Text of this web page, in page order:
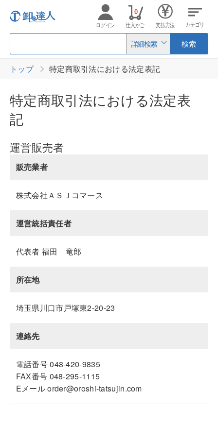
詳細検索 検索
ログイン 仕入かご
0
支払方法 カテゴリ
トップ 特定商取引法における法定表記
特定商取引法における法定表
記
運営販売者
販売業者
株式会社ＡＳＪコマース
運営統括責任者
代表者 福田 竜郎
所在地
埼玉県川口市戸塚東2-20-23
連絡先
電話番号 048-420-9835
FAX番号 048-295-1115
Eメール order@oroshi-tatsujin.com